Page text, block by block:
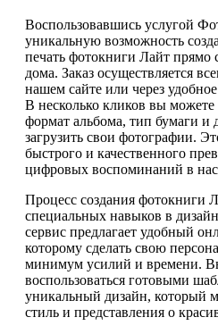
Воспользовавшись услугой
уникальную возможность
печать фотокниги Лайт прямо
дома. Заказ осуществляется
нашем сайте или через
В несколько кликов вы
формат альбома, тип бумаги и
загрузить свои фотографии.
быстрого и качественного
цифровых воспоминаний в
Процесс создания фотокниги
специальных навыков в
сервис предлагает удобный
которому сделать свою
минимум усилий и времени.
воспользоваться готовыми
уникальный дизайн, который
стиль и представления о